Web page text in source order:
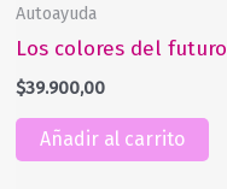
Autoayuda
Los colores del futuro
$39.900,00
Añadir al carrito